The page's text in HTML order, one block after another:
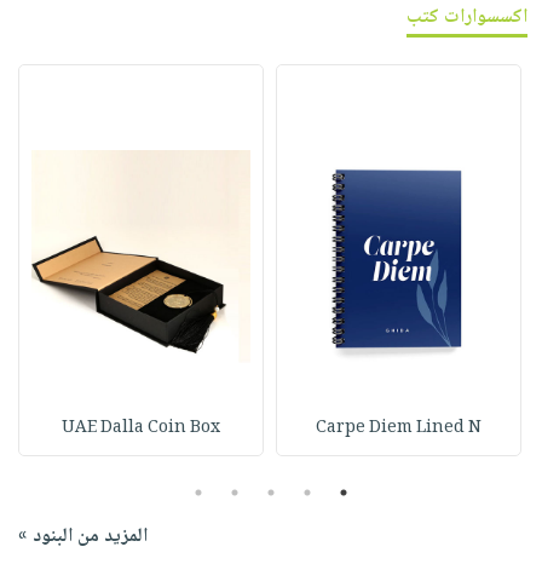
اكسسوارات كتب
Carpe Diem Lined N
UAE Dalla Coin Box
1
2
3
4
5
المزيد من البنود »